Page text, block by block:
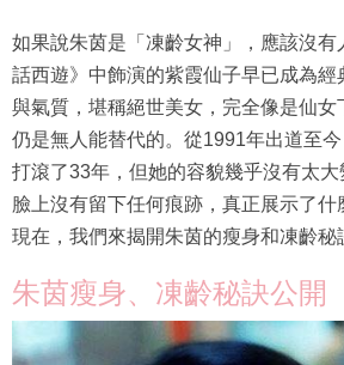
如果說朱茵是「凍齡女神」，應該沒有
話西遊》中飾演的紫霞仙子早已成為經
與氣質，堪稱絕世美女，完全像是仙女
仍是無人能替代的。從1991年出道至
打滾了33年，但她的容貌幾乎沒有太
臉上沒有留下任何痕跡，真正展示了什
現在，我們來揭開朱茵的瘦身和凍齡秘
朱茵瘦身、凍齡秘訣公開